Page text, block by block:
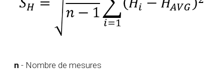
n - Nombre de mesures